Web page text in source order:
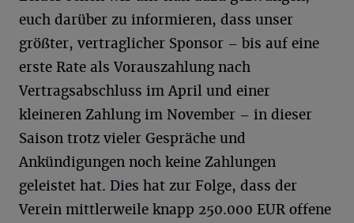
euch darüber zu informieren, dass unser
größter, vertraglicher Sponsor – bis auf eine
erste Rate als Vorauszahlung nach
Vertragsabschluss im April und einer
kleineren Zahlung im November – in dieser
Saison trotz vieler Gespräche und
Ankündigungen noch keine Zahlungen
geleistet hat. Dies hat zur Folge, dass der
Verein mittlerweile knapp 250.000 EUR offene